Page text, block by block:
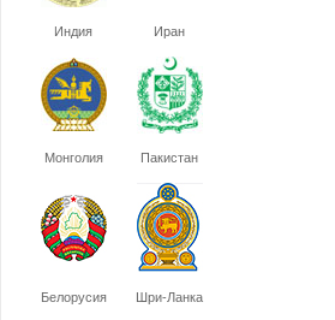
Индия Иран
Монголия Пакистан
Белорусия Шри-Ланка